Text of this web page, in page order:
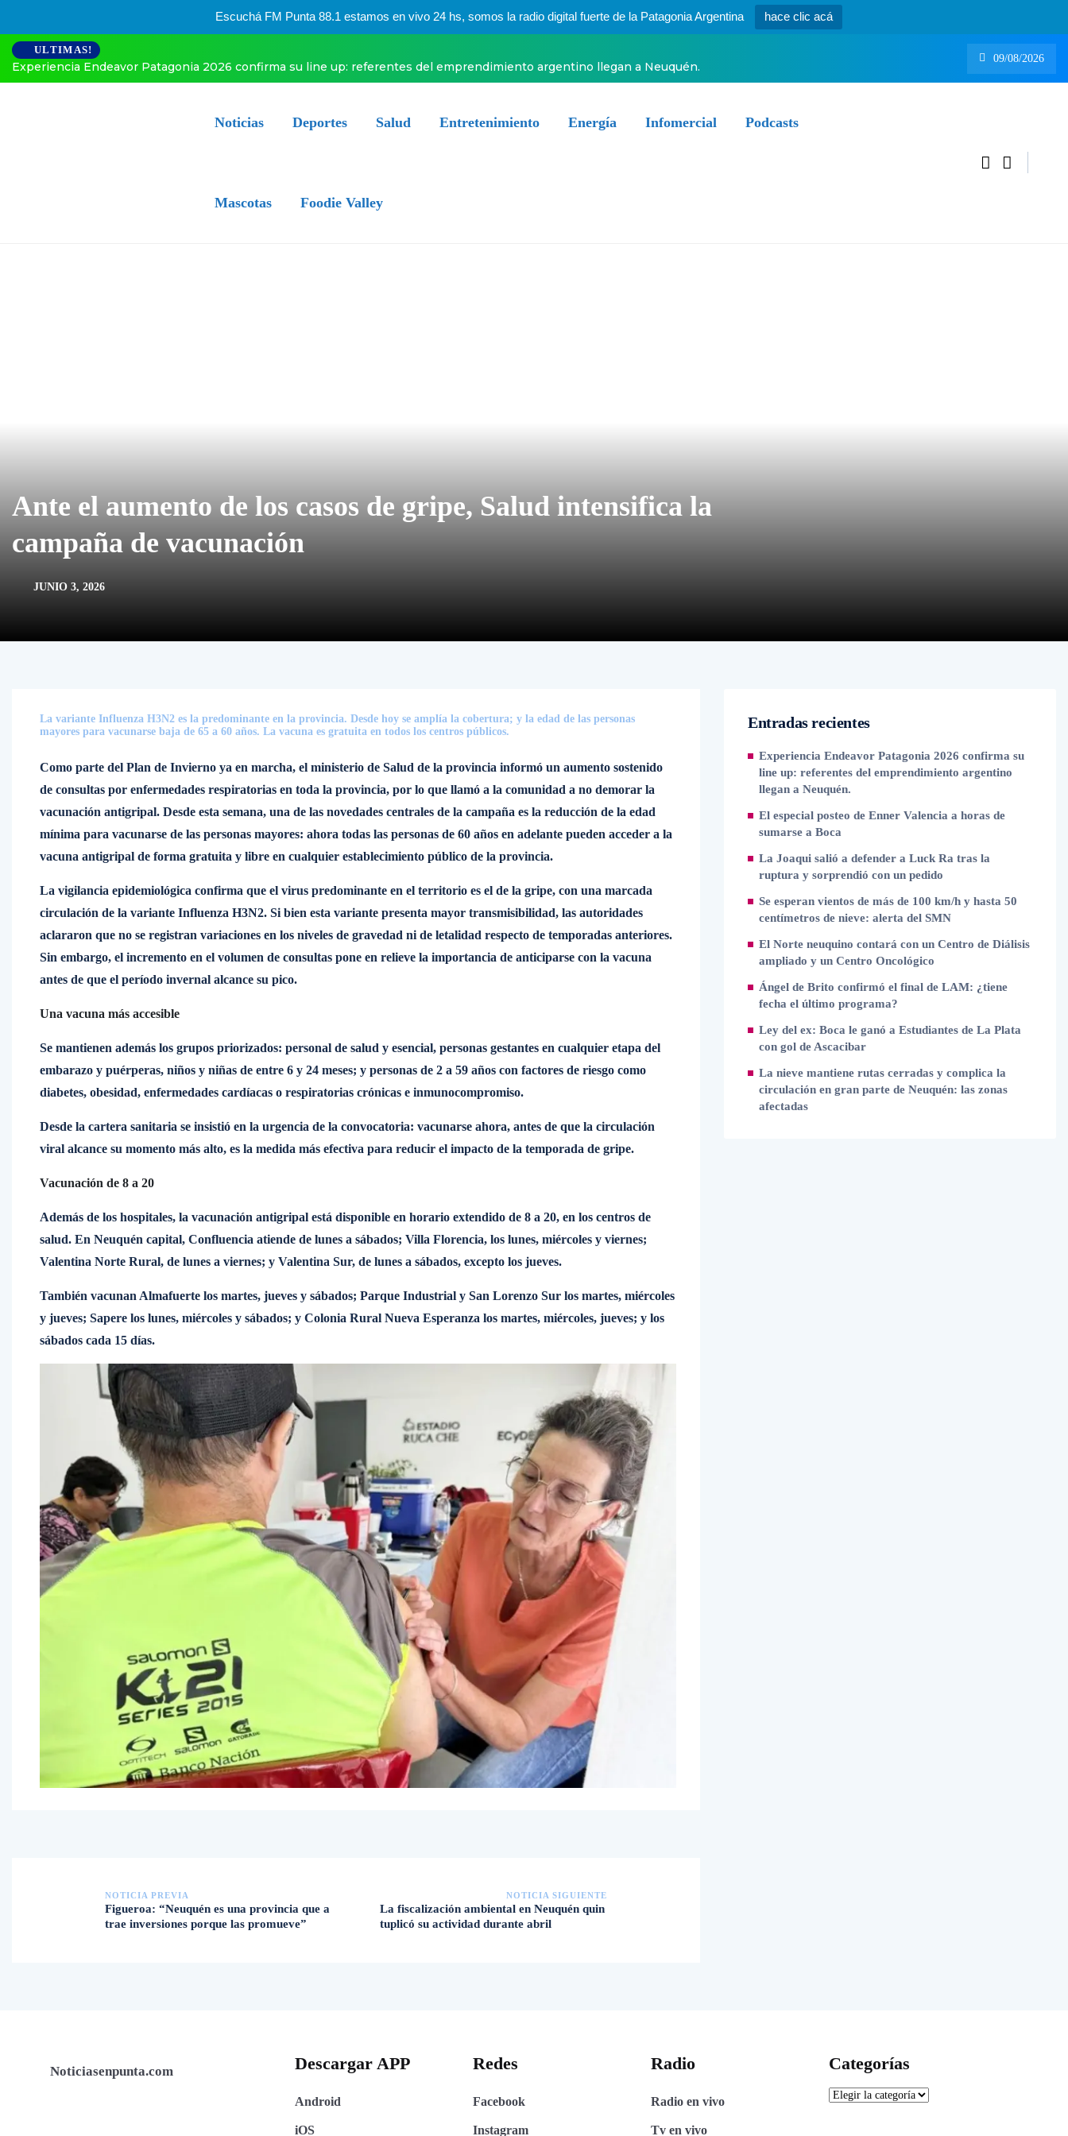
Escuchá FM Punta 88.1 estamos en vivo 24 hs, somos la radio digital fuerte de la Patagonia Argentina hace clic acá
ULTIMAS!
Endeavor Patagonia 2026 confirma su line up: referentes del emprendimiento argentino llegan a Neuquén.El especial posteo de Enner Valencia a horas de sumarse a Boca
09/08/2026
Noticias Deportes Salud Entretenimiento Energía Infomercial Podcasts
Mascotas Foodie Valley
Ante el aumento de los casos de gripe, Salud intensifica la
campaña de vacunación
JUNIO 3, 2026
La variante Influenza H3N2 es la predominante en la provincia. Desde hoy se amplía la cobertura; y la edad de las personas
mayores para vacunarse baja de 65 a 60 años. La vacuna es gratuita en todos los centros públicos.
Como parte del Plan de Invierno ya en marcha, el ministerio de Salud de la provincia informó un aumento sostenido
de consultas por enfermedades respiratorias en toda la provincia, por lo que llamó a la comunidad a no demorar la
vacunación antigripal. Desde esta semana, una de las novedades centrales de la campaña es la reducción de la edad
mínima para vacunarse de las personas mayores: ahora todas las personas de 60 años en adelante pueden acceder a la
vacuna antigripal de forma gratuita y libre en cualquier establecimiento público de la provincia.
La vigilancia epidemiológica confirma que el virus predominante en el territorio es el de la gripe, con una marcada
circulación de la variante Influenza H3N2. Si bien esta variante presenta mayor transmisibilidad, las autoridades
aclararon que no se registran variaciones en los niveles de gravedad ni de letalidad respecto de temporadas anteriores.
Sin embargo, el incremento en el volumen de consultas pone en relieve la importancia de anticiparse con la vacuna
antes de que el período invernal alcance su pico.
Una vacuna más accesible
Se mantienen además los grupos priorizados: personal de salud y esencial, personas gestantes en cualquier etapa del
embarazo y puérperas, niños y niñas de entre 6 y 24 meses; y personas de 2 a 59 años con factores de riesgo como
diabetes, obesidad, enfermedades cardíacas o respiratorias crónicas e inmunocompromiso.
Desde la cartera sanitaria se insistió en la urgencia de la convocatoria: vacunarse ahora, antes de que la circulación
viral alcance su momento más alto, es la medida más efectiva para reducir el impacto de la temporada de gripe.
Vacunación de 8 a 20
Además de los hospitales, la vacunación antigripal está disponible en horario extendido de 8 a 20, en los centros de
salud. En Neuquén capital, Confluencia atiende de lunes a sábados; Villa Florencia, los lunes, miércoles y viernes;
Valentina Norte Rural, de lunes a viernes; y Valentina Sur, de lunes a sábados, excepto los jueves.
También vacunan Almafuerte los martes, jueves y sábados; Parque Industrial y San Lorenzo Sur los martes, miércoles
y jueves; Sapere los lunes, miércoles y sábados; y Colonia Rural Nueva Esperanza los martes, miércoles, jueves; y los
sábados cada 15 días.
NOTICIA PREVIA
Figueroa: “Neuquén es una provincia que a
trae inversiones porque las promueve”
NOTICIA SIGUIENTE
La fiscalización ambiental en Neuquén quin
tuplicó su actividad durante abril
Entradas recientes
Experiencia Endeavor Patagonia 2026 confirma su
line up: referentes del emprendimiento argentino
llegan a Neuquén.
El especial posteo de Enner Valencia a horas de
sumarse a Boca
La Joaqui salió a defender a Luck Ra tras la
ruptura y sorprendió con un pedido
Se esperan vientos de más de 100 km/h y hasta 50
centímetros de nieve: alerta del SMN
El Norte neuquino contará con un Centro de Diálisis
ampliado y un Centro Oncológico
Ángel de Brito confirmó el final de LAM: ¿tiene
fecha el último programa?
Ley del ex: Boca le ganó a Estudiantes de La Plata
con gol de Ascacibar
La nieve mantiene rutas cerradas y complica la
circulación en gran parte de Neuquén: las zonas
afectadas
Noticiasenpunta.com Descargar APP
Android
iOS
Redes
Facebook
Instagram
Radio
Radio en vivo
Tv en vivo
Categorías